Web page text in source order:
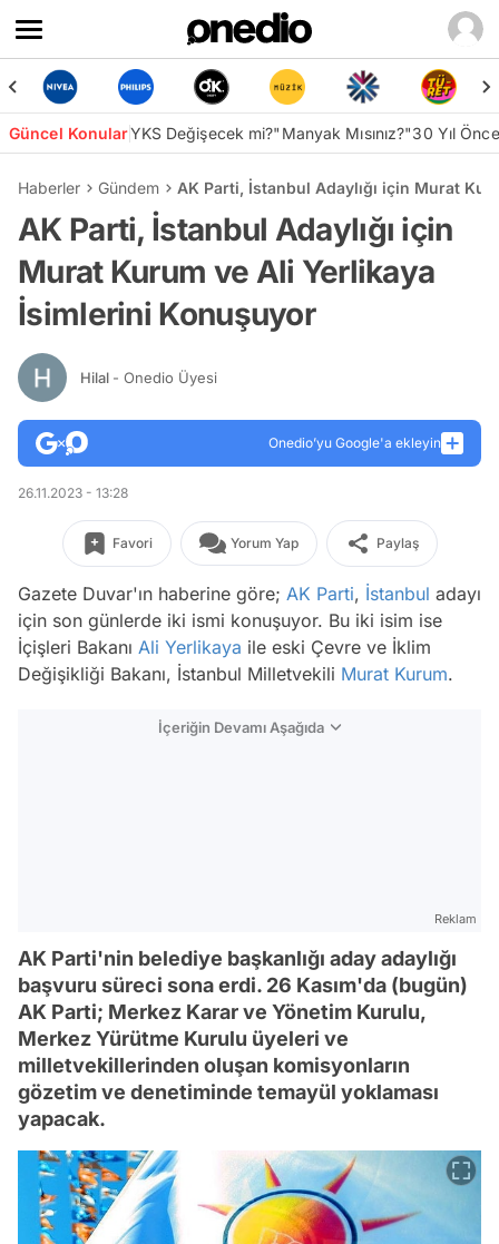
Güncel KonularYKS Değişecek mi?"Manyak Mısınız?"30 Yıl
Haberler Gündem AK Parti, İstanbul Adaylığı için Murat
AK Parti, İstanbul Adaylığı için
Murat Kurum ve Ali Yerlikaya
İsimlerini Konuşuyor
Hilal - Onedio Üyesi
Onedio’yu Google'a ekleyin
26.11.2023 - 13:28
Favori Yorum Yap Paylaş
Gazete Duvar'ın haberine göre; AK Parti, İstanbul adayı
için son günlerde iki ismi konuşuyor. Bu iki isim ise
İçişleri Bakanı Ali Yerlikaya ile eski Çevre ve İklim
Değişikliği Bakanı, İstanbul Milletvekili Murat Kurum.
İçeriğin Devamı Aşağıda
Reklam
AK Parti'nin belediye başkanlığı aday adaylığı
başvuru süreci sona erdi. 26 Kasım'da (bugün)
AK Parti; Merkez Karar ve Yönetim Kurulu,
Merkez Yürütme Kurulu üyeleri ve
milletvekillerinden oluşan komisyonların
gözetim ve denetiminde temayül yoklaması
yapacak.